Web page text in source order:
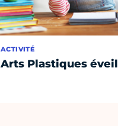
ACTIVITÉ
Arts Plastiques éveil